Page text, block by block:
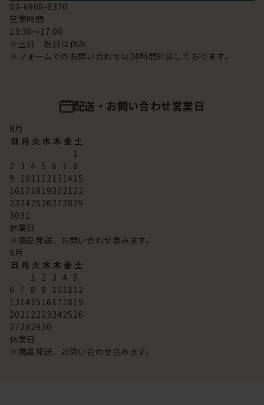
03-6908-8370
営業時間
13:30～17:00
※土日 祝日は休み
※フォームでのお問い合わせは24時間対応しております。
配送・お問い合わせ営業日
8月
日 月 火 水 木 金 土
1
2 3 4 5 6 7 8
9 101112131415
16171819202122
23242526272829
3031
休業日
※商品発送、お問い合わせ含みます。
9月
日 月 火 水 木 金 土
1 2 3 4 5
6 7 8 9 101112
13141516171819
20212223242526
27282930
休業日
※商品発送、お問い合わせ含みます。